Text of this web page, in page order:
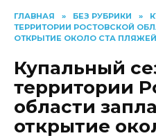
ГЛАВНАЯ » БЕЗ РУБРИКИ »
ТЕРРИТОРИИ РОСТОВСКОЙ
ОТКРЫТИЕ ОКОЛО СТА ПЛЯЖЕЙ
Купальный
территории
области
открытие